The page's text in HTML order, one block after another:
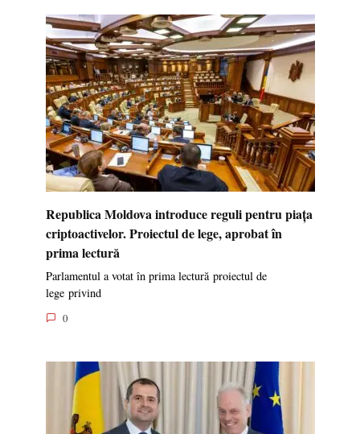
Republica Moldova introduce reguli pentru piața
criptoactivelor. Proiectul de lege, aprobat în
prima lectură
Parlamentul a votat în prima lectură proiectul de
lege privind
0